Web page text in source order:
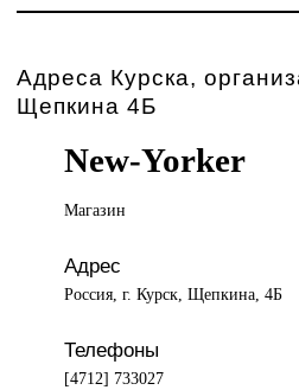
Адреса Курска,
Щепкина 4Б
New-Yorker
Магазин
Адрес
Россия, г. Курск, Щепкина, 4Б
Телефоны
[4712] 733027